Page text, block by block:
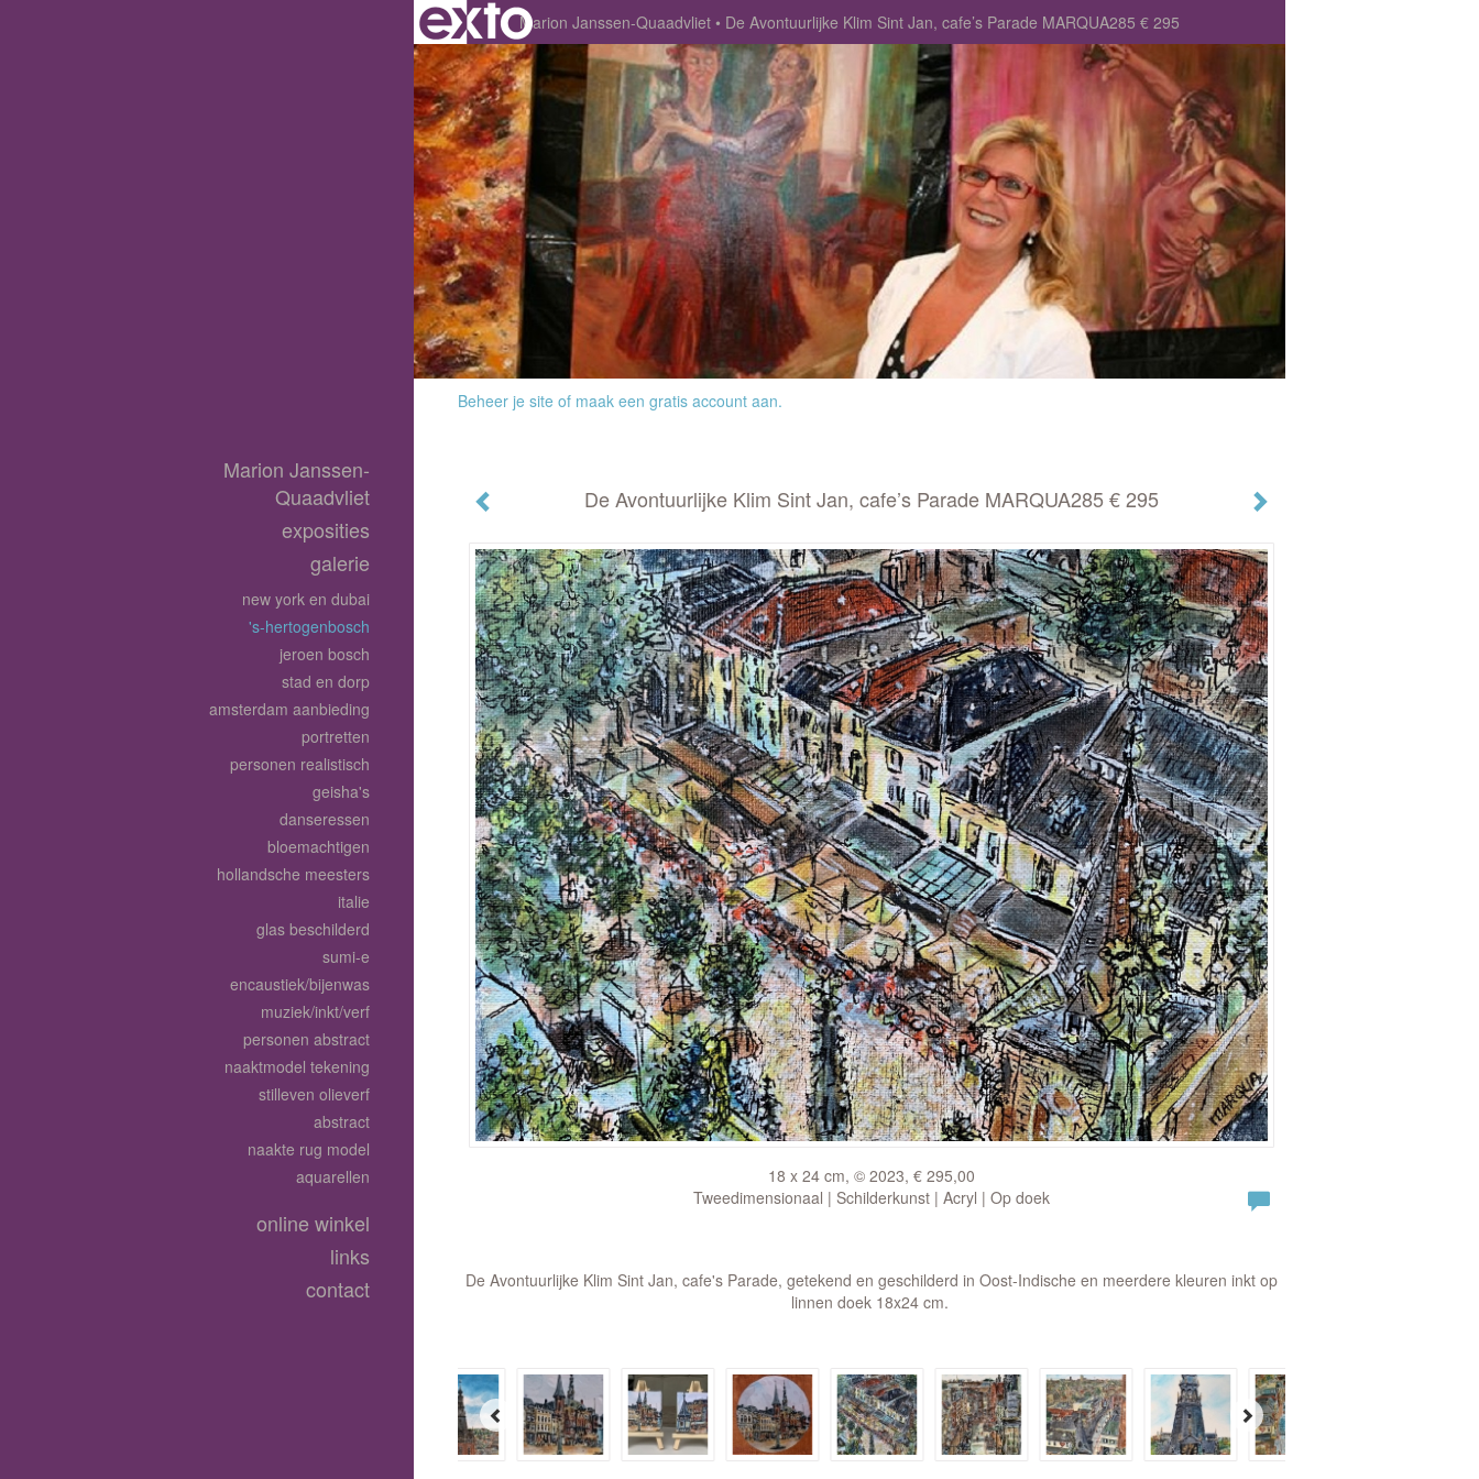
Marion Janssen-Quaadvliet De Avontuurlijke Klim Sint Jan, cafe’s Parade MARQUA285 € 295
Beheer je site of maak een gratis account aan.
De Avontuurlijke Klim Sint Jan, cafe’s Parade MARQUA285 € 295
18 x 24 cm, © 2023, € 295,00
Tweedimensionaal | Schilderkunst | Acryl | Op doek
De Avontuurlijke Klim Sint Jan, cafe's Parade, getekend en geschilderd in Oost-Indische en meerdere kleuren inkt op
linnen doek 18x24 cm.
Marion Janssen-
Quaadvliet
exposities
galerie
new york en dubai
's-hertogenbosch
jeroen bosch
stad en dorp
amsterdam aanbieding
portretten
personen realistisch
geisha's
danseressen
bloemachtigen
hollandsche meesters
italie
glas beschilderd
sumi-e
encaustiek/bijenwas
muziek/inkt/verf
personen abstract
naaktmodel tekening
stilleven olieverf
abstract
naakte rug model
aquarellen
online winkel
links
contact